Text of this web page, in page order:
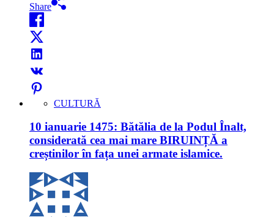
Share
CULTURĂ
10 ianuarie 1475: Bătălia de la Podul Înalt,
considerată cea mai mare BIRUINȚĂ a
creștinilor în fața unei armate islamice.